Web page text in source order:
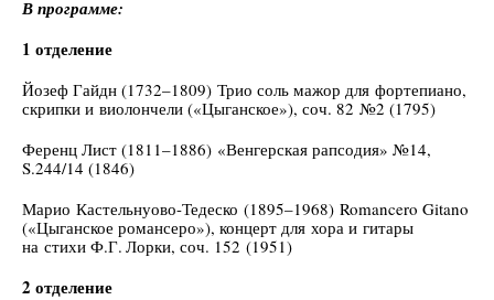
В программе:
1 отделение
Йозеф Гайдн (1732–1809) Трио соль мажор для фортепиано,
скрипки и виолончели («Цыганское»), соч. 82 №2 (1795)
Ференц Лист (1811–1886) «Венгерская рапсодия» №14,
S.244/14 (1846)
Марио Кастельнуово-Тедеско (1895–1968) Romancero Gitano
(«Цыганское романсеро»), концерт для хора и гитары
на стихи Ф.Г. Лорки, соч. 152 (1951)
2 отделение